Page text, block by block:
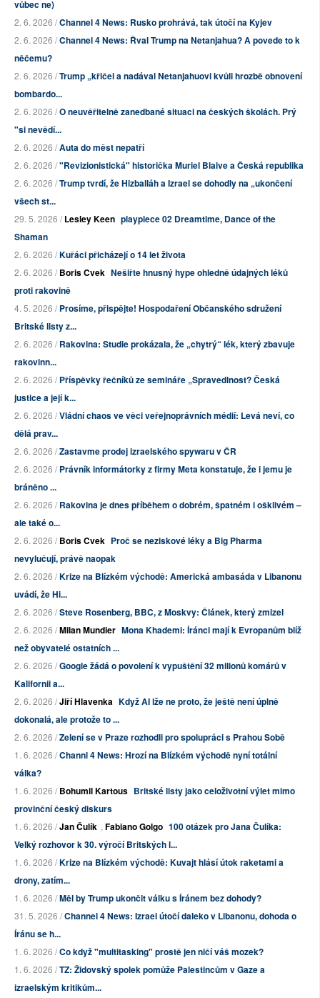
vůbec ne)
2. 6. 2026 /Channel 4 News: Rusko prohrává, tak útočí na Kyjev
2. 6. 2026 /Channel 4 News: Řval Trump na Netanjahua? A povede to k
něčemu?
2. 6. 2026 /Trump „křičel a nadával Netanjahuovi kvůli hrozbě obnovení
bombardo...
2. 6. 2026 /O neuvěřitelně zanedbané situaci na českých školách. Prý
"si nevědí...
2. 6. 2026 /Auta do měst nepatří
2. 6. 2026 /"Revizionistická" historička Muriel Blaive a Česká republika
2. 6. 2026 /Trump tvrdí, že Hizballáh a Izrael se dohodly na „ukončení
všech st...
29. 5. 2026 /Lesley Keen playpiece 02 Dreamtime, Dance of the
Shaman
2. 6. 2026 /Kuřáci přicházejí o 14 let života
2. 6. 2026 /Boris Cvek Nešiřte hnusný hype ohledně údajných léků
proti rakovině
4. 5. 2026 /Prosíme, přispějte! Hospodaření Občanského sdružení
Britské listy z...
2. 6. 2026 /Rakovina: Studie prokázala, že „chytrý“ lék, který zbavuje
rakovinn...
2. 6. 2026 /Příspěvky řečníků ze semináře „Spravedlnost? Česká
justice a její k...
2. 6. 2026 /Vládní chaos ve věci veřejnoprávních médií: Levá neví, co
dělá prav...
2. 6. 2026 /Zastavme prodej izraelského spywaru v ČR
2. 6. 2026 /Právník informátorky z firmy Meta konstatuje, že i jemu je
bráněno ...
2. 6. 2026 /Rakovina je dnes příběhem o dobrém, špatném i ošklivém –
ale také o...
2. 6. 2026 /Boris Cvek Proč se neziskové léky a Big Pharma
nevylučují, právě naopak
2. 6. 2026 /Krize na Blízkém východě: Americká ambasáda v Libanonu
uvádí, že Hi...
2. 6. 2026 /Steve Rosenberg, BBC, z Moskvy: Článek, který zmizel
2. 6. 2026 /Milan Mundier Mona Khademi: Íránci mají k Evropanům blíž
než obyvatelé ostatních ...
2. 6. 2026 /Google žádá o povolení k vypuštění 32 milionů komárů v
Kalifornii a...
2. 6. 2026 /Jiří Hlavenka Když AI lže ne proto, že ještě není úplně
dokonalá, ale protože to ...
2. 6. 2026 /Zelení se v Praze rozhodli pro spolupráci s Prahou Sobě
1. 6. 2026 /Channl 4 News: Hrozí na Blízkém východě nyní totální
válka?
1. 6. 2026 /Bohumil Kartous Britské listy jako celoživotní výlet mimo
provinční český diskurs
1. 6. 2026 /Jan Čulík , Fabiano Golgo 100 otázek pro Jana Čulíka:
Velký rozhovor k 30. výročí Britských l...
1. 6. 2026 /Krize na Blízkém východě: Kuvajt hlásí útok raketami a
drony, zatím...
1. 6. 2026 /Měl by Trump ukončit válku s Íránem bez dohody?
31. 5. 2026 /Channel 4 News: Izrael útočí daleko v Libanonu, dohoda o
Íránu se h...
1. 6. 2026 /Co když "multitasking" prostě jen ničí váš mozek?
1. 6. 2026 /TZ: Židovský spolek pomůže Palestincům v Gaze a
izraelským kritikům...